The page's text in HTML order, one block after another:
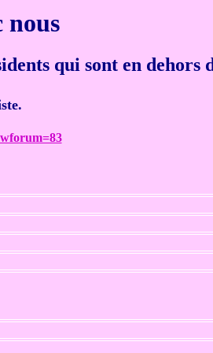
nous
qui sont en dehors